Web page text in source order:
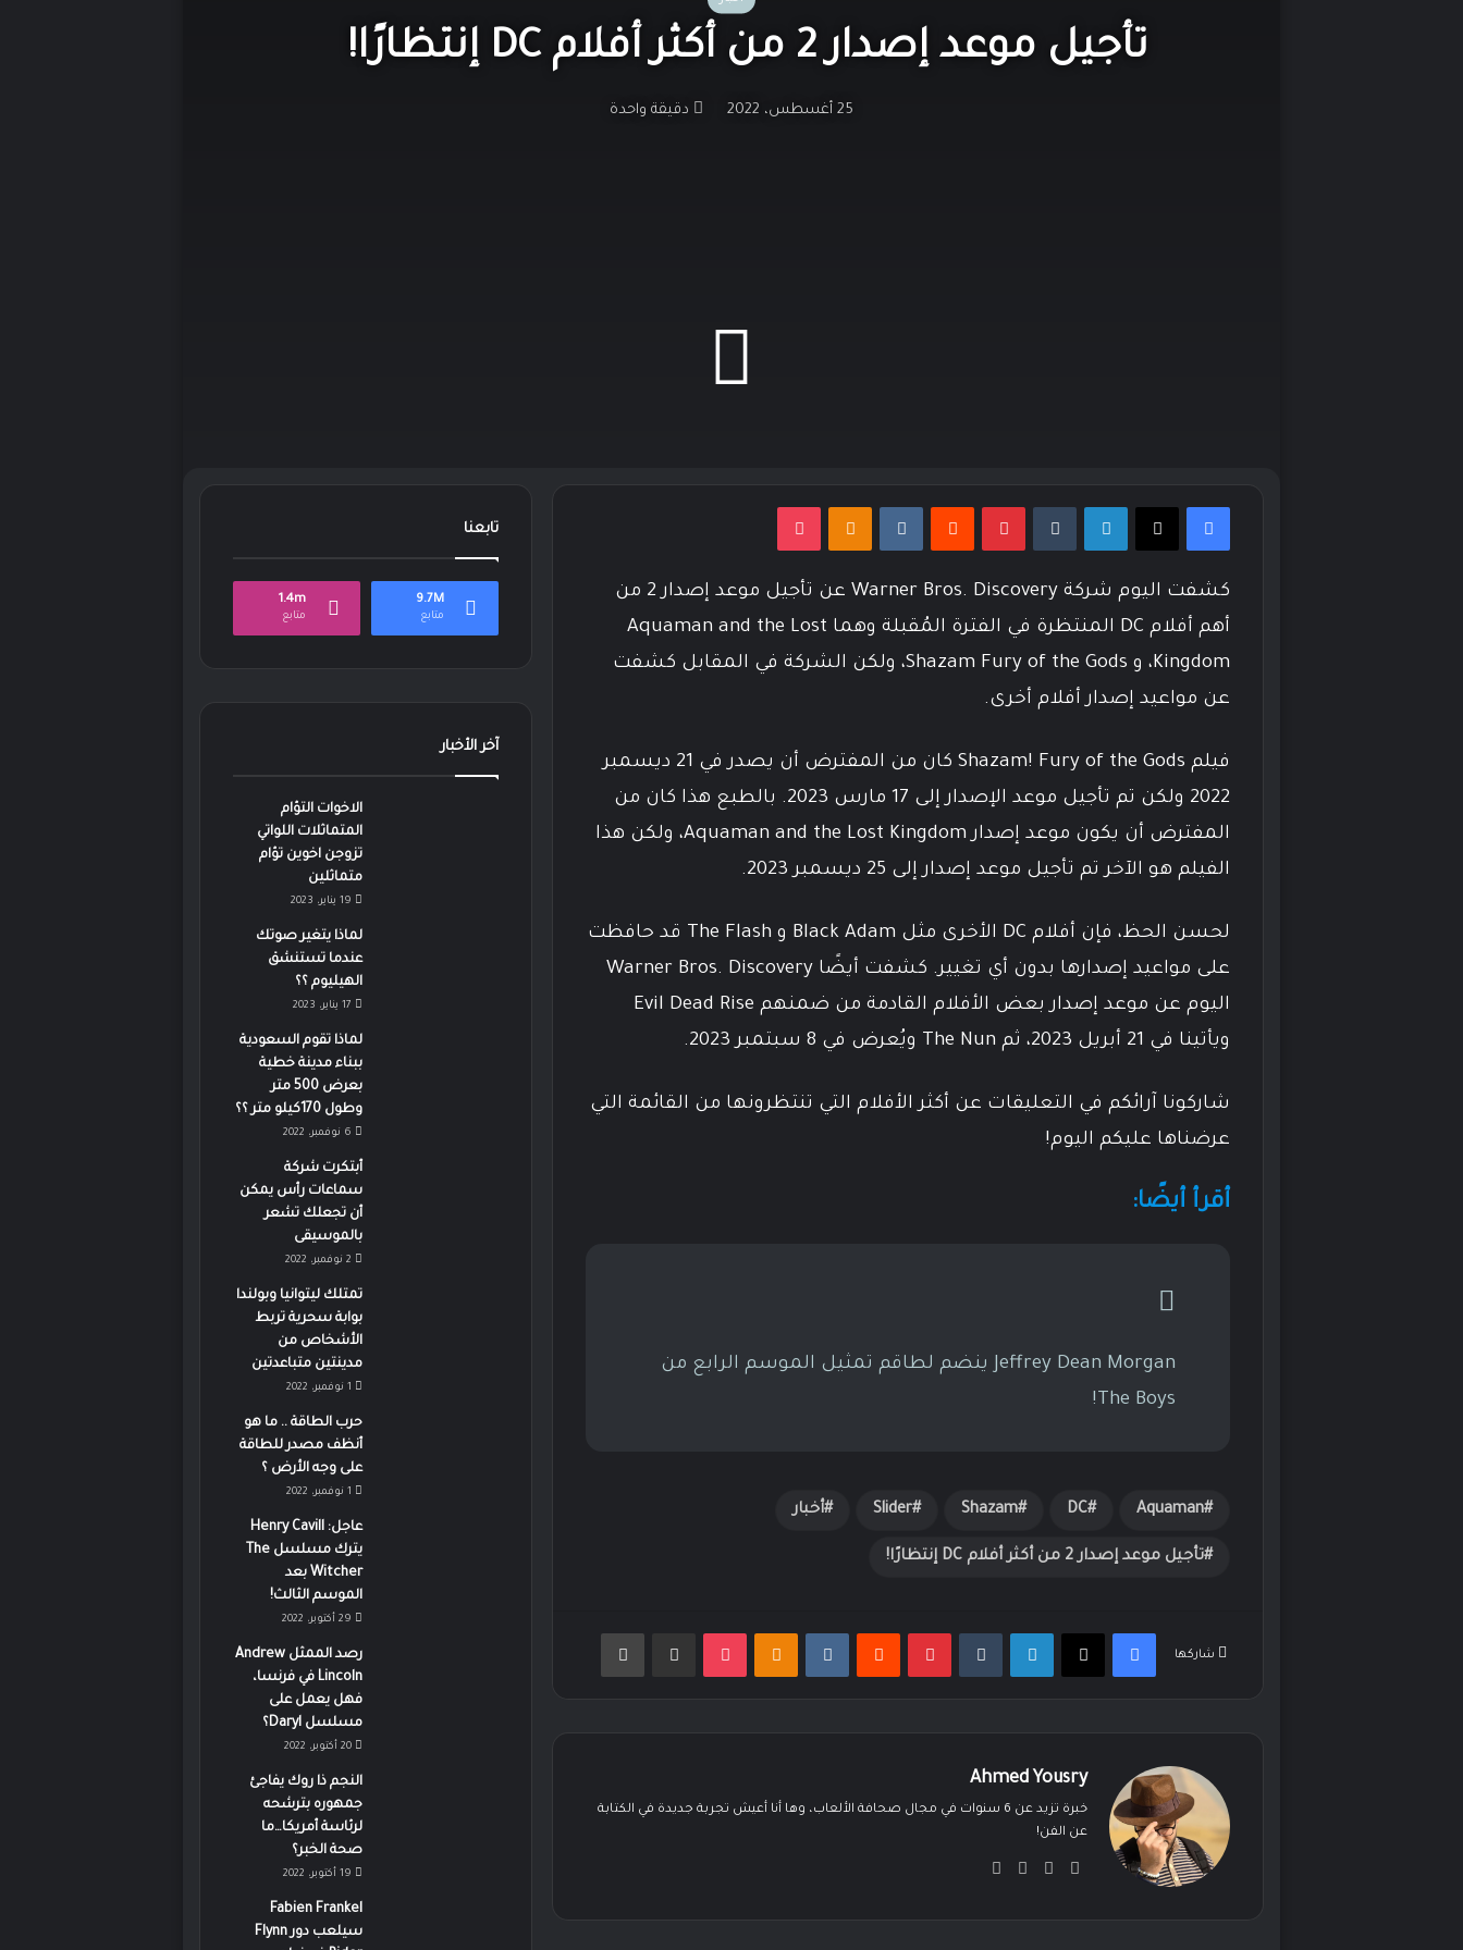
تأجيل موعد إصدار 2 من أكثر أفلام DC إنتظارًا!
25 أغسطس، 2022 دقيقة واحدة
فيسبوك‫X لينكدإن بينتيريست Odnoklassniki
‫Pocket
كشفت اليوم شركة Warner Bros. Discovery عن تأجيل موعد إصدار 2 من
أهم أفلام DC المنتظرة في الفترة المُقبلة وهما Aquaman and the Lost
Kingdom، و Shazam Fury of the Gods، ولكن الشركة في المقابل كشفت
عن مواعيد إصدار أفلام أخرى.
فيلم Shazam! Fury of the Gods كان من المفترض أن يصدر في 21 ديسمبر
2022 ولكن تم تأجيل موعد الإصدار إلى 17 مارس 2023. بالطبع هذا كان من
المفترض أن يكون موعد إصدار Aquaman and the Lost Kingdom، ولكن هذا
الفيلم هو الآخر تم تأجيل موعد إصدار إلى 25 ديسمبر 2023.
لحسن الحظ، فإن أفلام DC الأخرى مثل Black Adam و The Flash قد حافظت
على مواعيد إصدارها بدون أي تغيير. كشفت أيضًا Warner Bros. Discovery
اليوم عن موعد إصدار بعض الأفلام القادمة من ضمنهم Evil Dead Rise
ويأتينا في 21 أبريل 2023، ثم The Nun ويُعرض في 8 سبتمبر 2023.
شاركونا آرائكم في التعليقات عن أكثر الأفلام التي تنتظرونها من القائمة التي
عرضناها عليكم اليوم!
أقرأ أيضًا:
Jeffrey Dean Morgan ينضم لطاقم تمثيل الموسم الرابع من
The Boys!
Aquaman
DC
Shazam
Slider أخبار
تأجيل موعد إصدار 2 من أكثر أفلام DC إنتظارًا!
شاركها
فيسبوك‫X لينكدإن بينتيريست Odnoklassniki
‫Pocket مشاركة عبر البريد طباعة
Ahmed Yousry
خبرة تزيد عن 6 سنوات في مجال صحافة الألعاب، وها أنا أعيش تجربة جديدة في الكتابة
عن الفن!
فيسبوك
‫X لينكدإن
تابعنا
9.7M
متابع
1.4m
متابع
آخر الأخبار
الاخوات التؤام
المتماثلات اللواتي
تزوجن اخوين تؤام
متماثلين
19 يناير، 2023
لماذا يتغير صوتك
عندما تستنشق
الهيليوم ؟؟
17 يناير، 2023
لماذا تقوم السعودية
ببناء مدينة خطية
بعرض 500 متر
وطول 170كيلو متر ؟؟
6 نوفمبر، 2022
أبتكرت شركة
سماعات رأس يمكن
أن تجعلك تشعر
بالموسيقى
2 نوفمبر، 2022
تمتلك ليتوانيا وبولندا
بوابة سحرية تربط
الأشخاص من
مدينتين متباعدتين
1 نوفمبر، 2022
حرب الطاقة .. ما هو
أنظف مصدر للطاقة
على وجه الأرض ؟
1 نوفمبر، 2022
عاجل: Henry Cavill
يترك مسلسل The
Witcher بعد
الموسم الثالث!
29 أكتوبر، 2022
رصد الممثل Andrew
Lincoln في فرنسا،
فهل يعمل على
مسلسل Daryl؟
20 أكتوبر، 2022
النجم ذا روك يفاجئ
جمهوره بترشحه
لرئاسة أمريكا…ما
صحة الخبر؟
19 أكتوبر، 2022
Fabien Frankel
سيلعب دور Flynn